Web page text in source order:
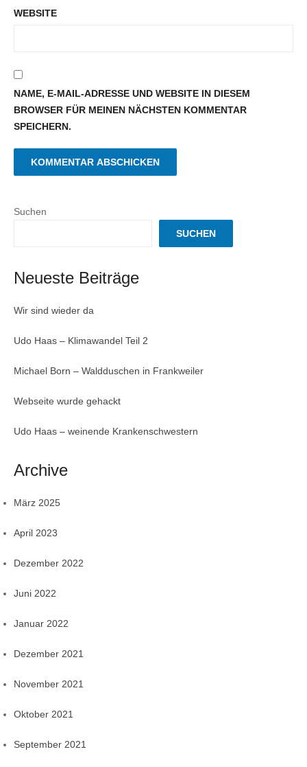
WEBSITE
NAME, E-MAIL-ADRESSE UND WEBSITE IN DIESEM
BROWSER FÜR MEINEN NÄCHSTEN KOMMENTAR
SPEICHERN.
Suchen
SUCHEN
Neueste Beiträge
Wir sind wieder da
Udo Haas – Klimawandel Teil 2
Michael Born – Waldduschen in Frankweiler
Webseite wurde gehackt
Udo Haas – weinende Krankenschwestern
Archive
März 2025
April 2023
Dezember 2022
Juni 2022
Januar 2022
Dezember 2021
November 2021
Oktober 2021
September 2021